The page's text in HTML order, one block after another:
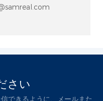
さい
できるように、メールまた